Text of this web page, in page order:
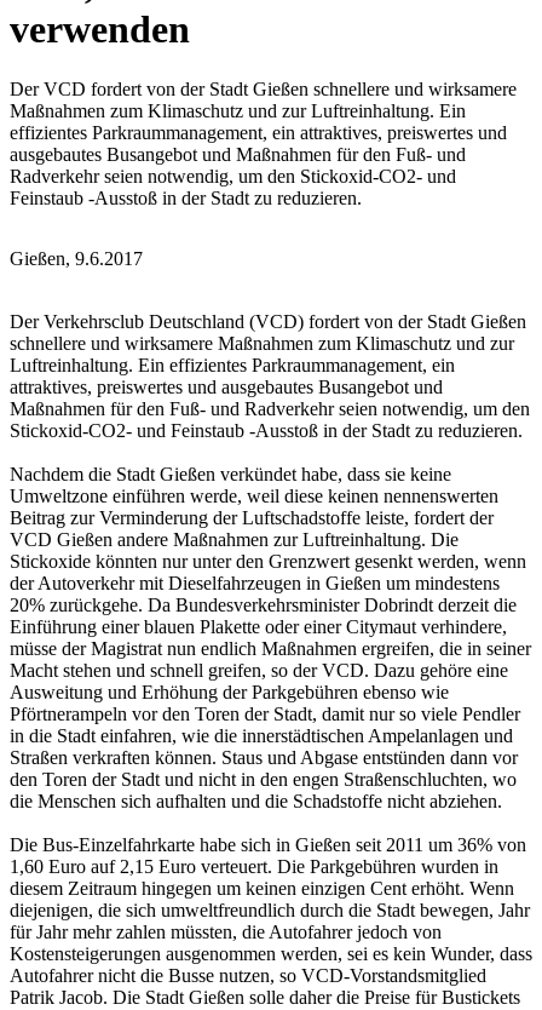
verwenden
Der VCD fordert von der Stadt Gießen schnellere und wirksamere
Maßnahmen zum Klimaschutz und zur Luftreinhaltung. Ein
effizientes Parkraummanagement, ein attraktives, preiswertes und
ausgebautes Busangebot und Maßnahmen für den Fuß- und
Radverkehr seien notwendig, um den Stickoxid-CO2- und
Feinstaub -Ausstoß in der Stadt zu reduzieren.
Gießen, 9.6.2017
Der Verkehrsclub Deutschland (VCD) fordert von der Stadt Gießen
schnellere und wirksamere Maßnahmen zum Klimaschutz und zur
Luftreinhaltung. Ein effizientes Parkraummanagement, ein
attraktives, preiswertes und ausgebautes Busangebot und
Maßnahmen für den Fuß- und Radverkehr seien notwendig, um den
Stickoxid-CO2- und Feinstaub -Ausstoß in der Stadt zu reduzieren.
Nachdem die Stadt Gießen verkündet habe, dass sie keine
Umweltzone einführen werde, weil diese keinen nennenswerten
Beitrag zur Verminderung der Luftschadstoffe leiste, fordert der
VCD Gießen andere Maßnahmen zur Luftreinhaltung. Die
Stickoxide könnten nur unter den Grenzwert gesenkt werden, wenn
der Autoverkehr mit Dieselfahrzeugen in Gießen um mindestens
20% zurückgehe. Da Bundesverkehrsminister Dobrindt derzeit die
Einführung einer blauen Plakette oder einer Citymaut verhindere,
müsse der Magistrat nun endlich Maßnahmen ergreifen, die in seiner
Macht stehen und schnell greifen, so der VCD. Dazu gehöre eine
Ausweitung und Erhöhung der Parkgebühren ebenso wie
Pförtnerampeln vor den Toren der Stadt, damit nur so viele Pendler
in die Stadt einfahren, wie die innerstädtischen Ampelanlagen und
Straßen verkraften können. Staus und Abgase entstünden dann vor
den Toren der Stadt und nicht in den engen Straßenschluchten, wo
die Menschen sich aufhalten und die Schadstoffe nicht abziehen.
Die Bus-Einzelfahrkarte habe sich in Gießen seit 2011 um 36% von
1,60 Euro auf 2,15 Euro verteuert. Die Parkgebühren wurden in
diesem Zeitraum hingegen um keinen einzigen Cent erhöht. Wenn
diejenigen, die sich umweltfreundlich durch die Stadt bewegen, Jahr
für Jahr mehr zahlen müssten, die Autofahrer jedoch von
Kostensteigerungen ausgenommen werden, sei es kein Wunder, dass
Autofahrer nicht die Busse nutzen, so VCD-Vorstandsmitglied
Patrik Jacob. Die Stadt Gießen solle daher die Preise für Bustickets